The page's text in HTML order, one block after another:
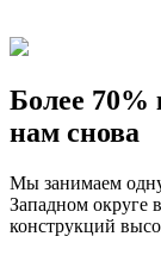
Более
нам снова
Мы занимаем
Западном округе
конструкций